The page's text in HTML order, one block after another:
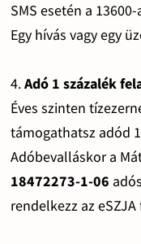
SMS esetén a
Egy hívás vagy egy
4.Adó 1 százalék
Éves szinten
támogathatsz adód
Adóbevalláskor a
18472273-1-06
rendelkezz az